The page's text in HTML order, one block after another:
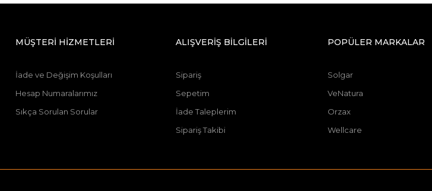
MÜŞTERİ HİZMETLERİ
İade ve Değişim Koşulları
Hesap Numaralarımız
Sıkça Sorulan Sorular
ALIŞVERİŞ BİLGİLERİ
Sipariş
Sepetim
İade Taleplerim
Sipariş Takibi
POPÜLER MARKALAR
Solgar
VeNatura
Orzax
Wellcare